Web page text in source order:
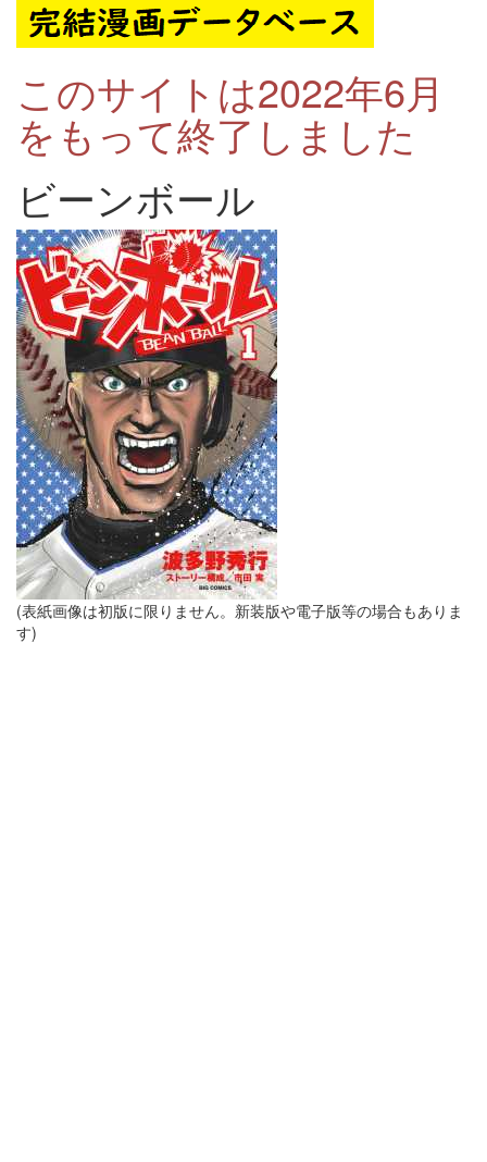
このサイトは2022年6月
をもって終了しました
ビーンボール
(表紙画像は初版に限りません。新装版や電子版等の場合もありま
す)